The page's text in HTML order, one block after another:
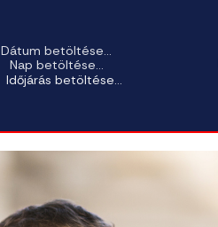
Dátum betöltése...
Nap betöltése...
Időjárás betöltése...